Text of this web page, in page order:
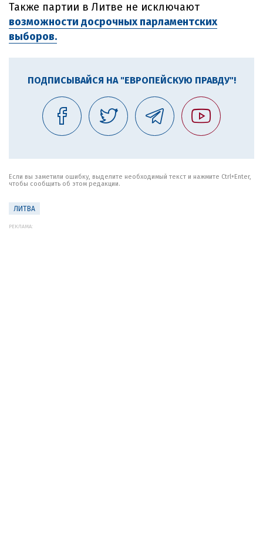
Также партии в Литве не исключают
возможности досрочных парламентских
выборов.
ПОДПИСЫВАЙСЯ НА "ЕВРОПЕЙСКУЮ ПРАВДУ"!
Если вы заметили ошибку, выделите необходимый текст и нажмите Ctrl+Enter,
чтобы сообщить об этом редакции.
ЛИТВА
РЕКЛАМА: